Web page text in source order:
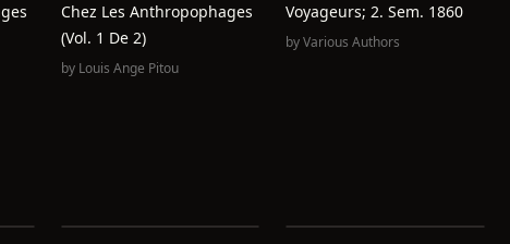
Chez Les Anthropophages
(Vol. 1 De 2)
by Louis Ange Pitou
Voyageurs; 2. Sem. 1860
byVarious Authors